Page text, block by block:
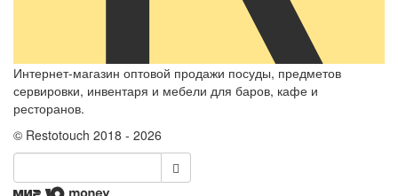
Интернет-магазин оптовой продажи посуды, предметов
сервировки, инвентаря и мебели для баров, кафе и
ресторанов.
© Restotouch 2018 - 2026